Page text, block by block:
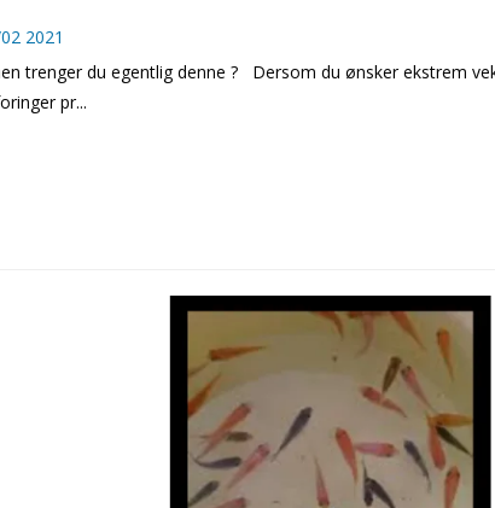
2021
trenger du egentlig denne ? Dersom du ønsker ekstrem
pr...